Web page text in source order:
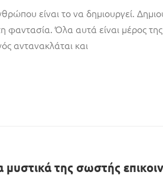
είναι το να δημιουργεί.
φαντασία. Όλα αυτά είναι μέρος
αντανακλάται και
της σωστής